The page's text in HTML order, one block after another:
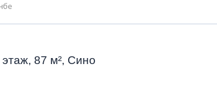
этаж, 87 м², Сино